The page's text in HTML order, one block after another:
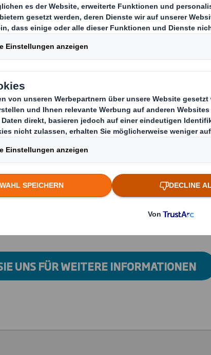
Sie beim
Abfertigen Ihrer
Sie mit
zu Ihren
für Just-
oder das Abpacken
Sets für
mit Ihnen
Konzept für eine
Umsetzung.
UNS FÜR WEITERE INFORMATIONEN